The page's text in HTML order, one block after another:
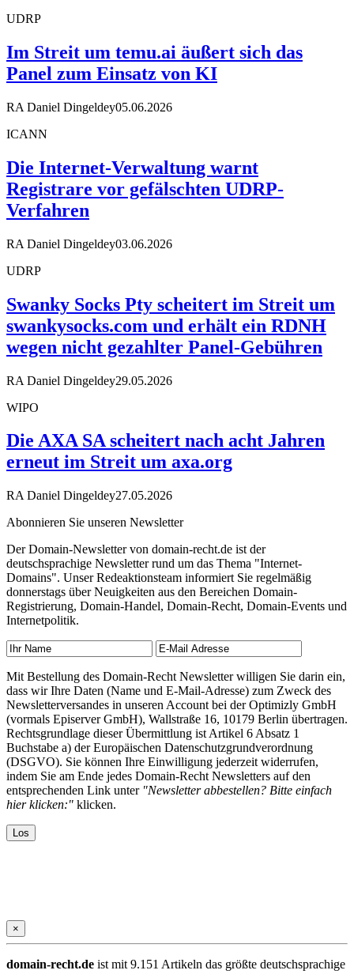
UDRP
Im Streit um temu.ai äußert sich das
Panel zum Einsatz von KI
RA Daniel Dingeldey05.06.2026
ICANN
Die Internet-Verwaltung warnt
Registrare vor gefälschten UDRP-
Verfahren
RA Daniel Dingeldey03.06.2026
UDRP
Swanky Socks Pty scheitert im Streit um
swankysocks.com und erhält ein RDNH
wegen nicht gezahlter Panel-Gebühren
RA Daniel Dingeldey29.05.2026
WIPO
Die AXA SA scheitert nach acht Jahren
erneut im Streit um axa.org
RA Daniel Dingeldey27.05.2026
Abonnieren Sie unseren Newsletter
Der Domain-Newsletter von domain-recht.de ist der
deutschsprachige Newsletter rund um das Thema "Internet-
Domains". Unser Redeaktionsteam informiert Sie regelmäßig
donnerstags über Neuigkeiten aus den Bereichen Domain-
Registrierung, Domain-Handel, Domain-Recht, Domain-Events und
Internetpolitik.
Mit Bestellung des Domain-Recht Newsletter willigen Sie darin ein,
dass wir Ihre Daten (Name und E-Mail-Adresse) zum Zweck des
Newsletterversandes in unseren Account bei der Optimizly GmbH
(vormals Episerver GmbH), Wallstraße 16, 10179 Berlin übertragen.
Rechtsgrundlage dieser Übermittlung ist Artikel 6 Absatz 1
Buchstabe a) der Europäischen Datenschutzgrundverordnung
(DSGVO). Sie können Ihre Einwilligung jederzeit widerrufen,
indem Sie am Ende jedes Domain-Recht Newsletters auf den
entsprechenden Link unter "Newsletter abbestellen? Bitte einfach
hier klicken:" klicken.
×
domain-recht.de ist mit 9.151 Artikeln das größte deutschsprachige